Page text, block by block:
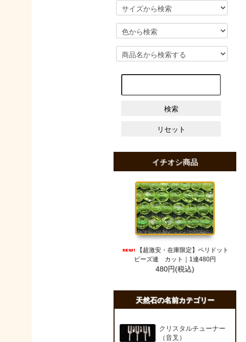
イチオシ商品
【超激安・在庫限定】ペリドット
ビーズ連 カット｜1連480円
480円(税込)
天然石の名前カテゴリー
クリスタルチューナー
（音叉）